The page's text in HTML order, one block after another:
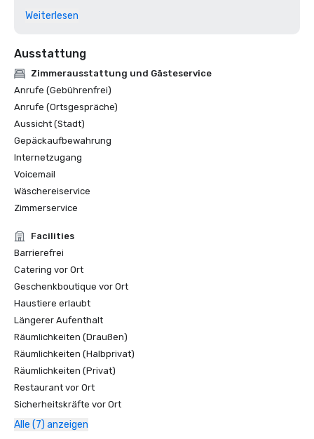
2024: Dallas Voice, Reader's Choice Award: Bestes Hotel
Weiterlesen
Ausstattung
Zimmerausstattung und Gästeservice
Anrufe (Gebührenfrei)
Anrufe (Ortsgespräche)
Aussicht (Stadt)
Gepäckaufbewahrung
Internetzugang
Voicemail
Wäschereiservice
Zimmerservice
Facilities
Barrierefrei
Catering vor Ort
Geschenkboutique vor Ort
Haustiere erlaubt
Längerer Aufenthalt
Räumlichkeiten (Draußen)
Räumlichkeiten (Halbprivat)
Räumlichkeiten (Privat)
Restaurant vor Ort
Sicherheitskräfte vor Ort
Alle (7) anzeigen